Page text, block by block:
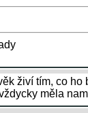
živí tím, co
měla